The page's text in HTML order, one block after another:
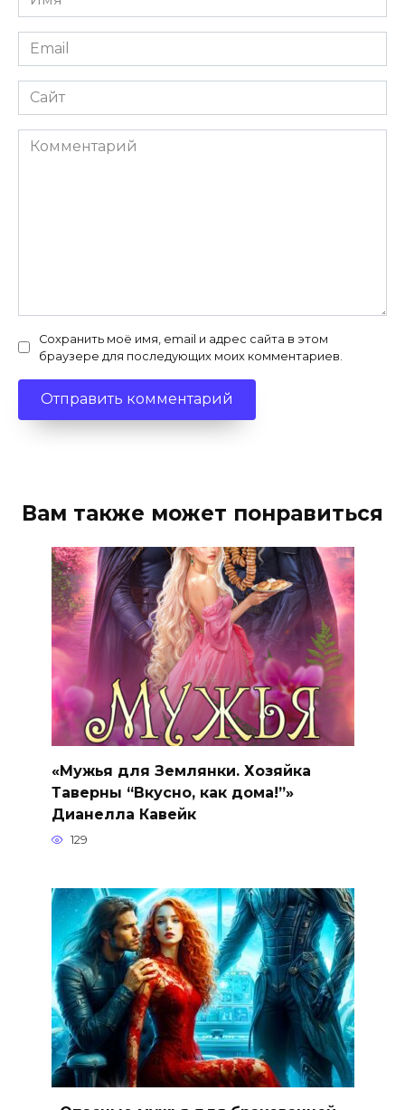
*
Email
*
Сайт
Комментарий
Сохранить моё имя, email и адрес сайта в этом
браузере для последующих моих комментариев.
Вам также может понравиться
«Мужья для Землянки. Хозяйка
Таверны “Вкусно, как дома!”»
Дианелла Кавейк
129